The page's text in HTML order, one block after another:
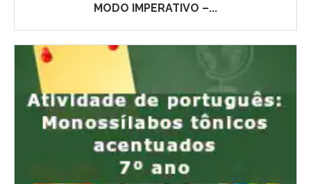
MODO IMPERATIVO –...